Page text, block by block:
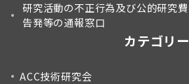
研究活動の不正行為及び公的研究
告発等の通報窓口
カテゴリー
ACC技術研究会